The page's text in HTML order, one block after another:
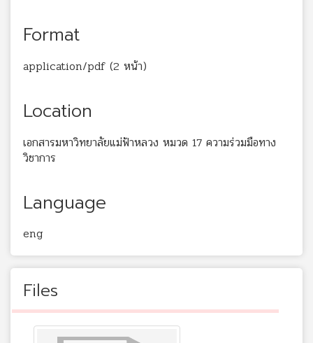
Format
application/pdf (2 หน้า)
Location
เอกสารมหาวิทยาลัยแม่ฟ้าหลวง หมวด 17 ความร่วมมือทาง
วิชาการ
Language
eng
Files